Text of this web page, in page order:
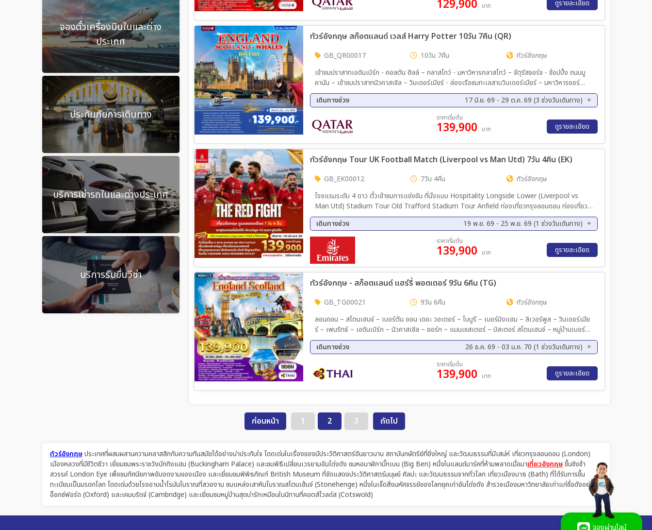
จองตั๋วเครื่องบินในและต่าง
ประเทศ
ประกันภัยการเดินทาง
บริการเช่ารถในและต่างประเทศ
บริการรับยื่นวีซ่า
ลอนดอน
05 มี.ค 70 - 14 มี.ค 70
129,900 บาท ดูรายละเอียด
ทัวร์อังกฤษ สก๊อตแลนด์ เวลส์ Harry Potter 10วัน 7คืน (QR)
GB_QR00017 10วัน 7คืน
ทัวร์อังกฤษ
เข้าชมปราสาทเอดินเบิร์ก - คอลตัน ฮิลล์ – กลาสโกว์ - มหาวิหารกลาสโกว์ – จัตุรัสจอร์จ - ช้อปปิ้ง ถนนบู
คานัน – เข้าชมปราสาทนิวคาสเซิล – วินเดอร์เมียร์ - ล่องเรือชมทะเลสาบวินเดอร์เมียร์ – มหาวิหารยอร์
คมินสเตอร์ – แมนเชสเตอร์ - เข้าชมสนามฟุตบอลโอลด์แทรฟฟอร์ด ลิเวอร์พูล – สนามฟุตบอลแอนฟิลด์
– อนุสาวรีย์เดอะบีเทิลส์
เดินทางช่วง
17 มิ.ย. 69 - 29 ต.ค. 69 (3 ช่วงวันเดินทาง)
06 ต.ค. 69 - 15 ต.ค. 69
ราคาเริ่มต้น
139,900 บาท ดูรายละเอียด
ทัวร์อังกฤษ Tour UK Football Match (Liverpool vs Man Utd) 7วัน 4คืน (EK)
GB_EK00012 7วัน 4คืน
ทัวร์อังกฤษ
โรงแรมระดับ 4 ดาว ตั๋วเข้าชมการแข่งขัน ที่นั่งแบบ Hospitality Longside Lower (Liverpool vs
Man Utd) Stadium Tour Old Trafford Stadium Tour Anfield ท่องเที่ยวกรุงลอนดอน ท่องเที่ยว
เมืองแมนเชสเตอร์ ท่องเที่ยวเมืองลิเวอร์พูล ช้อปปิ้ง Cheshire Oaks Designer Outlet
เดินทางช่วง
19 พ.ย. 69 - 25 พ.ย. 69 (1 ช่วงวันเดินทาง)
19 พ.ย. 69 - 25 พ.ย. 69
ราคาเริ่มต้น
139,900 บาท ดูรายละเอียด
ทัวร์อังกฤษ - สก็อตแลนด์ แฮร์รี่ พอตเตอร์ 9วัน 6คืน (TG)
GB_TG00021 9วัน 6คืน
ทัวร์อังกฤษ
ลอนดอน – สโตนเฮนจ์ – เบอร์ตัน ออน เดอะ วอเตอร์ – ไบบูรี – เบอร์มิงแฮม – ลิเวอร์พูล – วินเดอร์เมีย
ร์ – เพนริทธ์ – เอดินเบิร์ก – นิวคาสเซิล – ยอร์ก – แมนเชสเตอร์ – บิสเตอร์ สโตนเฮนจ์ – หมู่บ้านเบอร์
ตัน ออน เดอะ วอเตอร์ – หมู่บ้านไบบูรี (Arlington Row) – อนุสาวรีย์ The Beatles – สนามแอนฟิลด์ –
ล่องเรือทะเลสาบวินเดอร์เมียร์ – คาล์ตันฮิลล์ – ปราสาทเอดินเบิร์ก – ถนนปริ๊นเซส – ถนนรอยัลไมล์ –
ตรอกไดแอกอน (York Shambles) – มหาวิหารยอร์กมินสเตอร์ – สนามโอลด์แทรฟฟอร์ด – Bicester
Outlet – พระราชวังบักกิ้งแฮม – หอนาฬิกาบิ๊กเบน – Westminster Abbey – London Bridge –
ทาวเวอร์ออฟลอนดอน – ล่องเรือแม่น้ำเทมส์ – Knightsbridge (Harrods) – Warner Bros. Harry
Potter Studio Tour มื้อพิเศษ : Fish & Chips ต้นตำรับอังกฤษ – ดินเนอร์ Four Seasons (เป็ดย่าง
เดินทางช่วง
26 ธ.ค. 69 - 03 ม.ค. 70 (1 ช่วงวันเดินทาง)
ราคาเริ่มต้น
139,900 บาท ดูรายละเอียด
ก่อนหน้า 1 2 3 ถัดไป
ทัวร์อังกฤษประเทศที่ผสมผสานความคลาสสิกกับความทันสมัยได้อย่างน่าประทับใจ โดดเด่นในเรื่องของมีประวัติศาสตร์อันยาวนาน สถาบันกษัตริย์ที่ยิ่งใหญ่ และวัฒนธรรมที่มีเสน่ห์ เที่ยวกรุงลอนดอน (London)
เมืองหลวงที่มีชีวิตชีวา เยี่ยมชมพระราชวังบักกิงแฮม (Buckingham Palace) และชมพิธีเปลี่ยนเวรยามอันโด่งดัง ชมหอนาฬิกาบิ๊กเบน (Big Ben) หนึ่งในแลนด์มาร์คที่ห้ามพลาดเมื่อมาเที่ยวอังกฤษขึ้นชิงช้า
สวรรค์ London Eye เพื่อชมทัศนียภาพอันงดงามของเมือง และเยี่ยมชมพิพิธภัณฑ์ British Museum ที่จัดแสดงประวัติศาสตร์มนุษย์ ศิลปะ และวัฒนธรรมจากทั่วโลก เที่ยวเมืองบาธ (Bath) ที่ได้รับการขึ้น
ทะเบียนเป็นมรดกโลก โดดเด่นด้วยโรงอาบน้ำโรมันโบราณที่สวยงาม ชมแหล่งเสาหินโบราณสโตนเฮ้นจ์ (Stonehenge) หนึ่งในเจ็ดสิ่งมหัศจรรย์ของโลกยุคเก่าอันโด่งดัง สำรวจเมืองมหาวิทยาลัยเก่าแก่ชื่อดังอย่าง
อ็อกซ์ฟอร์ด (Oxford) และเคมบริดจ์ (Cambridge) และเยี่ยมชมหมู่บ้านสุดน่ารักเหมือนในนิทานที่คอตส์โวลด์ส (Cotswold)